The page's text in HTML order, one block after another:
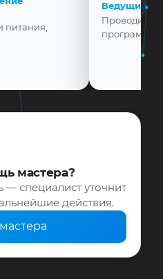
питания,
Ведущий
Проводит
мастера?
специалист уточнит
действия.